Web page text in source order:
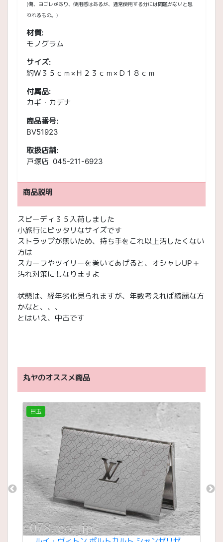
(傷、ヨゴレがあり、使用感はあるが、通常使用する分には問題がないと思
われるもの。)
材質:
モノグラム
サイズ:
約W３５ｃｍ×Ｈ２３ｃｍ×Ｄ１８ｃｍ
付属品:
カギ・カデナ
商品番号:
BV51923
取扱店舗:
戸塚店 045-211-6923
商品説明
スピーディ３５入荷しました
小旅行にピッタリなサイズです
ストラップが無いため、持ち手をこれ以上汚したくない
方は
スカーフやツイリーを巻いてあげると、オシャレUP＋
汚れ対策にもなりますよ
状態は、経年劣化見られますが、年数考えれば綺麗な方
かなと、、、
とはいえ、中古です
丸ヤのオススメ商品
目玉